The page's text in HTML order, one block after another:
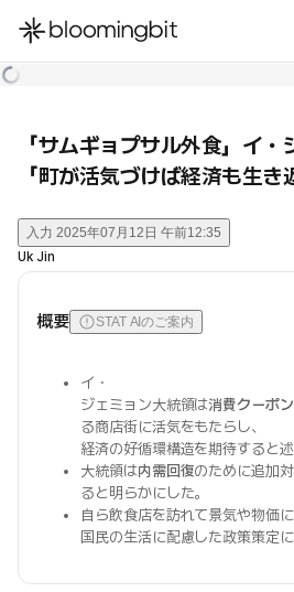
한국어
「サムギョプサル外食」イ
「町が活気づけば経済も生き
入力 2025年07月12日 午前12:35
Uk Jin
概要 STAT AIのご案内
イ・
ジェミョン大統領は消費クーポ
る商店街に活気をもたらし、
経済の好循環構造を期待すると述
大統領は内需回復のために追加
ると明らかにした。
自ら飲食店を訪れて景気や物価
国民の生活に配慮した政策策定